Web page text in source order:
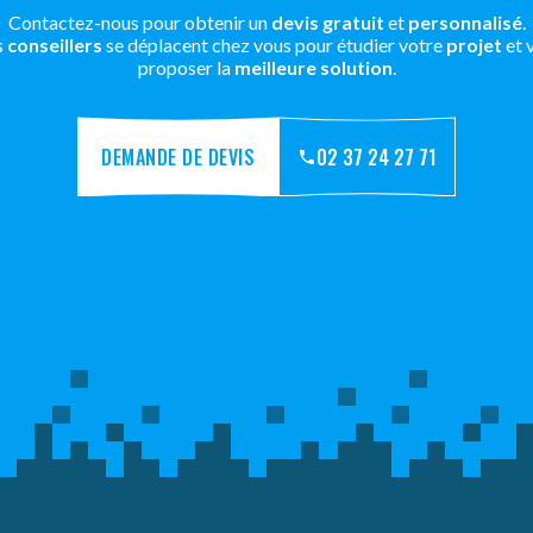
Contactez-nous pour obtenir un devis gratuit et personnalisé.
conseillers se déplacent chez vous pour étudier votre projet et
proposer la meilleure solution.
DEMANDE DE DEVIS 02 37 24 27 71